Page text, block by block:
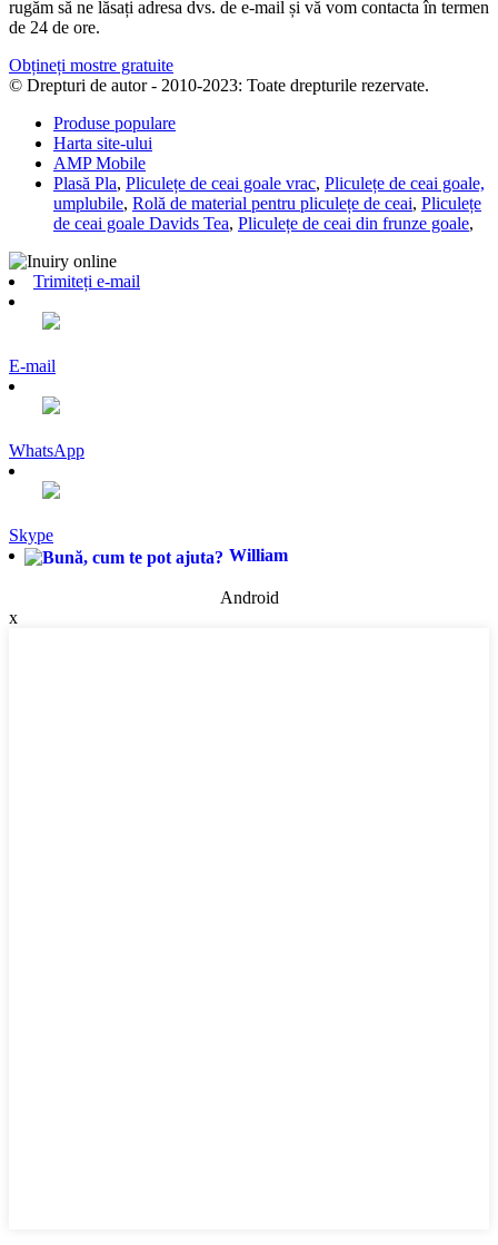
rugăm să ne lăsați adresa dvs. de e-mail și vă vom contacta în termen
de 24 de ore.
Obțineți mostre gratuite
© Drepturi de autor - 2010-2023: Toate drepturile rezervate.
Produse populare
Harta site-ului
AMP Mobile
Plasă Pla, Pliculețe de ceai goale vrac, Pliculețe de ceai goale,
umplubile, Rolă de material pentru pliculețe de ceai, Pliculețe
de ceai goale Davids Tea, Pliculețe de ceai din frunze goale,
Trimiteți e-mail
E-mail
WhatsApp
Skype
William
Android
x